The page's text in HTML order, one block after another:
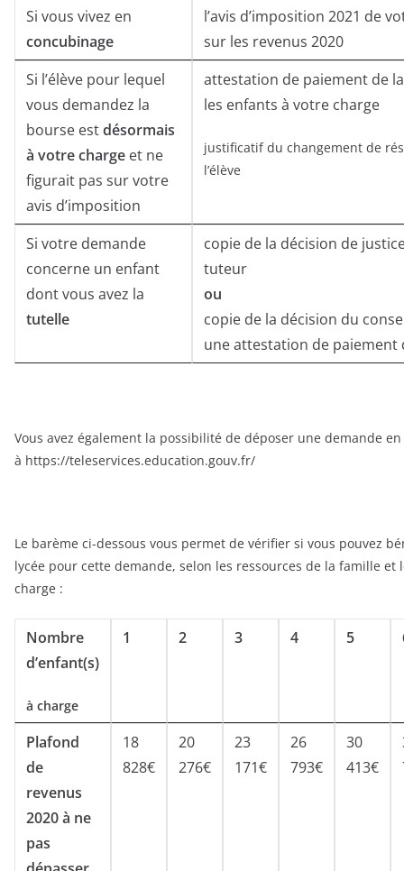
Si vous vivez en
concubinage
l’avis d’imposition 2021 de
sur les revenus 2020
Si l’élève pour lequel
vous demandez la
bourse estdésormais
à votre charge et ne
figurait pas sur votre
avis d’imposition
attestation de paiement de
les enfants à votre charge
justificatif du changement de
l’élève
Si votre demande
concerne un enfant
dont vous avez la
tutelle
copie de la décision de
tuteur
ou
copie de la décision du
une attestation de paiement
Vous avez également la possibilité de déposer une demande
à https://teleservices.education.gouv.fr/
Le barème ci-dessous vous permet de vérifier si vous pouvez
lycée pour cette demande, selon les ressources de la famille et
charge :
Nombre
d’enfant(s)
à charge
1 2 3 4 5
Plafond
de
revenus
2020 à ne
pas
18
828€
20
276€
23
171€
26
793€
30
413€